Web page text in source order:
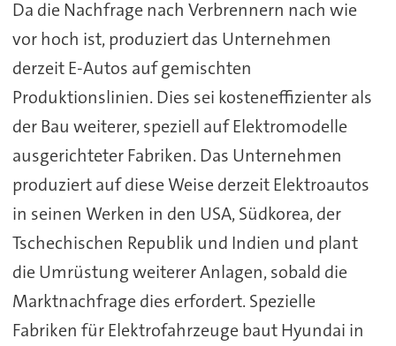
Da die Nachfrage nach Verbrennern nach wie
vor hoch ist, produziert das Unternehmen
derzeit E-Autos auf gemischten
Produktionslinien. Dies sei kosteneffizienter als
der Bau weiterer, speziell auf Elektromodelle
ausgerichteter Fabriken. Das Unternehmen
produziert auf diese Weise derzeit Elektroautos
in seinen Werken in den USA, Südkorea, der
Tschechischen Republik und Indien und plant
die Umrüstung weiterer Anlagen, sobald die
Marktnachfrage dies erfordert. Spezielle
Fabriken für Elektrofahrzeuge baut Hyundai in